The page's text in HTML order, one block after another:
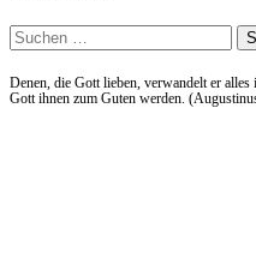
Suchen
nach:
Denen, die Gott lieben, verwandelt er
Gott ihnen zum Guten werden.